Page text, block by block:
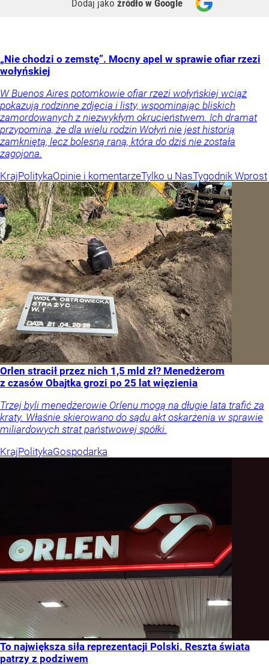
Dodaj jako źródło w Google
„Nie chodzi o zemstę”. Mocny apel w sprawie ofiar rzezi
wołyńskiej
W Buenos Aires potomkowie ofiar rzezi wołyńskiej wciąż
pokazują rodzinne zdjęcia i listy, wspominając bliskich
zamordowanych z niezwykłym okrucieństwem. Ich dramat
przypomina, że dla wielu rodzin Wołyń nie jest historią
zamkniętą, lecz bolesną raną, która do dziś nie została
zagojona.
KrajPolitykaOpinie i komentarzeTylko u NasTygodnik Wprost
Orlen stracił przez nich 1,5 mld zł? Menedżerom
z czasów Obajtka grozi po 25 lat więzienia
Trzej byli menedżerowie Orlenu mogą na długie lata trafić za
kraty. Właśnie skierowano do sądu akt oskarżenia w sprawie
miliardowych strat państwowej spółki.
KrajPolitykaGospodarka
To największa siła reprezentacji Polski. Reszta świata
patrzy z podziwem